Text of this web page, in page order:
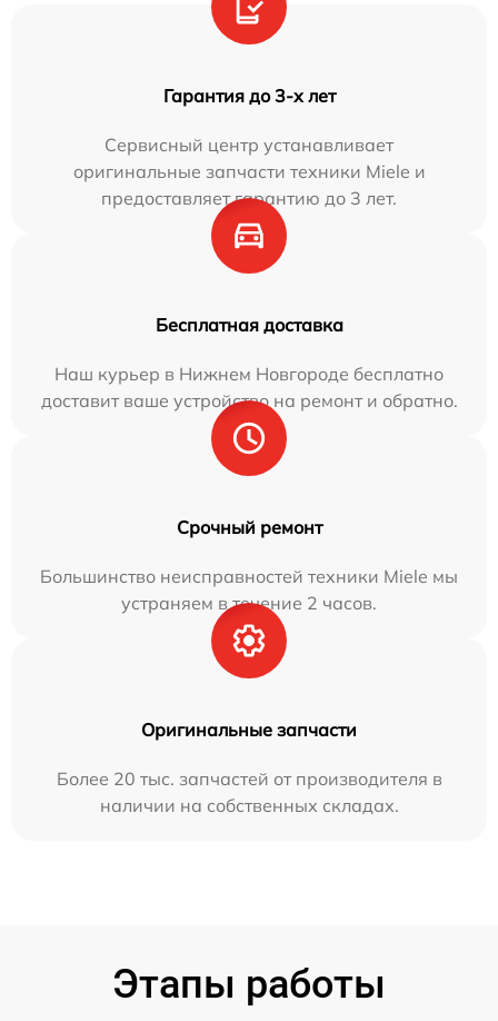
Гарантия до 3-х лет
Сервисный центр устанавливает
оригинальные запчасти техники Miele и
предоставляет гарантию до 3 лет.
Бесплатная доставка
Наш курьер в Нижнем Новгороде бесплатно
доставит ваше устройство на ремонт и обратно.
Срочный ремонт
Большинство неисправностей техники Miele мы
устраняем в течение 2 часов.
Оригинальные запчасти
Более 20 тыс. запчастей от производителя в
наличии на собственных складах.
Этапы работы